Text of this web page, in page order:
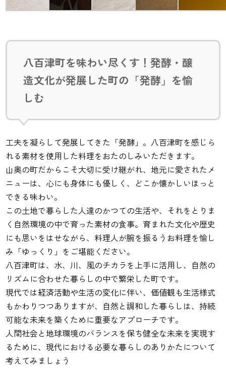
八百津町を味わい尽くす！発酵・醸
造文化が発展した町の「発酵」を愉
しむ
工夫を凝らして発展してきた「発酵」。八百津町を感じら
れる素材を使用した料理をおたのしみいただきます。
山奥の町だからこそ大切に受け継がれ、地元に愛されたメ
ニューは、心にも身体にも優しく、どこか懐かしいほっと
できる味わい。
この土地で暮らした人達のかつての生活や、それをとりま
く自然環境の中で育った素材の食事。育まれた文化や歴史
にも思いをはせながら、料理人が腕を振るうお料理を愉し
み「ゆっくり」をご堪能ください。
八百津町は、水、川、風のチカラを上手に活用し、自然の
リズムに合わせた暮らしの中で繁栄した町です。
現代では経済活動や生活の変化に伴い、価値観も生活様式
もかわりつつありますが、自然と調和した暮らしは、持続
可能な未来を築くために重要なアプローチです。
人間社会と地球環境のバランスを保ち健全な未来を実現す
るために、現代における必要な暮らしのありかたについて
考えてみましょう